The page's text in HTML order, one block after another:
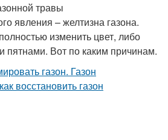
травы
явления – желтизна газона.
изменить цвет, либо
пятнами. Вот по каким причинам.